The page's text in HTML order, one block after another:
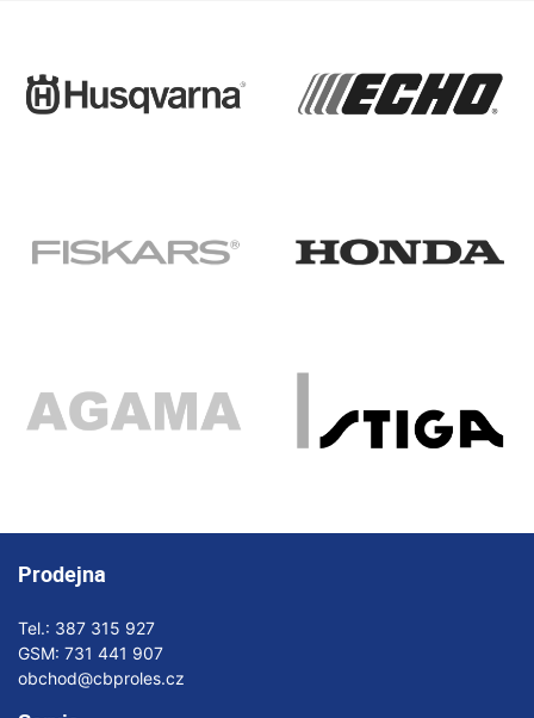
Prodejna
Tel.: 387 315 927
GSM: 731 441 907
obchod@cbproles.cz